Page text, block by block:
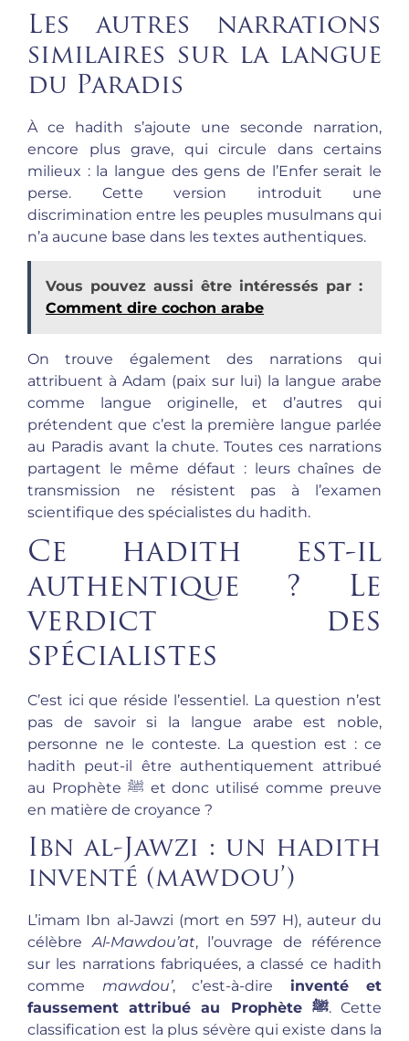
Les autres narrations
similaires sur la langue
du Paradis
À ce hadith s’ajoute une seconde narration,
encore plus grave, qui circule dans certains
milieux : la langue des gens de l’Enfer serait le
perse. Cette version introduit une
discrimination entre les peuples musulmans qui
n’a aucune base dans les textes authentiques.
Vous pouvez aussi être intéressés par :
Comment dire cochon arabe
On trouve également des narrations qui
attribuent à Adam (paix sur lui) la langue arabe
comme langue originelle, et d’autres qui
prétendent que c’est la première langue parlée
au Paradis avant la chute. Toutes ces narrations
partagent le même défaut : leurs chaînes de
transmission ne résistent pas à l’examen
scientifique des spécialistes du hadith.
Ce hadith est-il
authentique ? Le
verdict des
spécialistes
C’est ici que réside l’essentiel. La question n’est
pas de savoir si la langue arabe est noble,
personne ne le conteste. La question est : ce
hadith peut-il être authentiquement attribué
au Prophète ﷺ et donc utilisé comme preuve
en matière de croyance ?
Ibn al-Jawzi : un hadith
inventé (mawdou’)
L’imam Ibn al-Jawzi (mort en 597 H), auteur du
célèbreAl-Mawdou’at, l’ouvrage de référence
sur les narrations fabriquées, a classé ce hadith
comme mawdou’, c’est-à-dire inventé et
faussement attribué au Prophète ﷺ. Cette
classification est la plus sévère qui existe dans la